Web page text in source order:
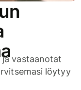
ja vastaanotat
löytyy